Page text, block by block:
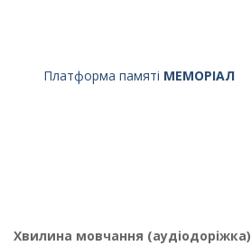
Платформа памяті МЕМОРІАЛ
Хвилина мовчання (аудіодоріжка)